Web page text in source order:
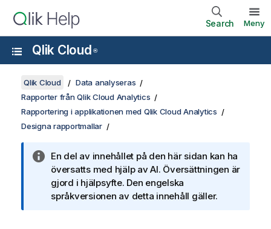
Search Meny
Qlik Cloud ®
Qlik Cloud
Data analyseras
Rapporter från Qlik Cloud Analytics
Rapportering i applikationen med Qlik Cloud Analytics
Designa rapportmallar
En del av innehållet på den här sidan kan ha
översatts med hjälp av AI. Översättningen är
gjord i hjälpsyfte. Den engelska
språkversionen av detta innehåll gäller.